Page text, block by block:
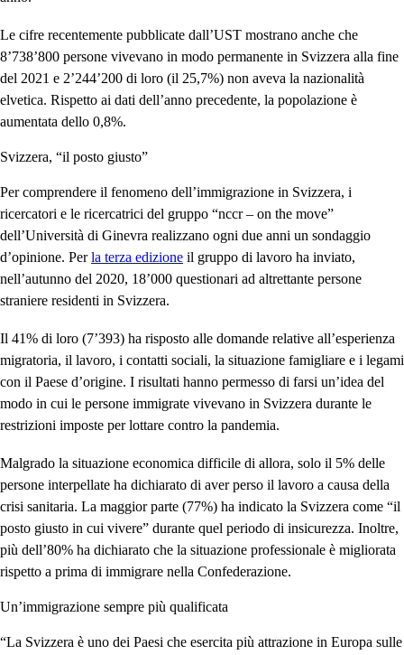
Le cifre recentemente pubblicate dall’UST mostrano anche che
8’738’800 persone vivevano in modo permanente in Svizzera alla fine
del 2021 e 2’244’200 di loro (il 25,7%) non aveva la nazionalità
elvetica. Rispetto ai dati dell’anno precedente, la popolazione è
aumentata dello 0,8%.
Svizzera, “il posto giusto”
Per comprendere il fenomeno dell’immigrazione in Svizzera, i
ricercatori e le ricercatrici del gruppo “nccr – on the move”
dell’Università di Ginevra realizzano ogni due anni un sondaggio
d’opinione. Perla terza edizione il gruppo di lavoro ha inviato,
nell’autunno del 2020, 18’000 questionari ad altrettante persone
straniere residenti in Svizzera.
Il 41% di loro (7’393) ha risposto alle domande relative all’esperienza
migratoria, il lavoro, i contatti sociali, la situazione famigliare e i legami
con il Paese d’origine. I risultati hanno permesso di farsi un’idea del
modo in cui le persone immigrate vivevano in Svizzera durante le
restrizioni imposte per lottare contro la pandemia.
Malgrado la situazione economica difficile di allora, solo il 5% delle
persone interpellate ha dichiarato di aver perso il lavoro a causa della
crisi sanitaria. La maggior parte (77%) ha indicato la Svizzera come “il
posto giusto in cui vivere” durante quel periodo di insicurezza. Inoltre,
più dell’80% ha dichiarato che la situazione professionale è migliorata
rispetto a prima di immigrare nella Confederazione.
Un’immigrazione sempre più qualificata
“La Svizzera è uno dei Paesi che esercita più attrazione in Europa sulle